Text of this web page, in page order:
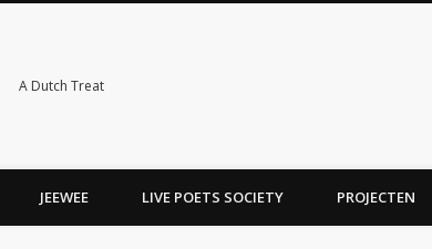
A Dutch Treat
JEEWEE LIVE POETS SOCIETY PROJECTEN